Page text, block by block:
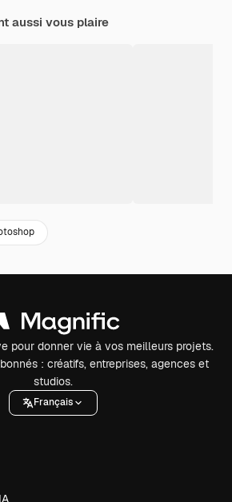
aussi vous plaire
pour donner vie à vos meilleurs projets.
: créatifs, entreprises, agences et
studios.
Français